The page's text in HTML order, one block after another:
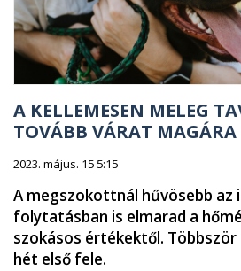
A KELLEMESEN MELEG
TOVÁBB VÁRAT MAGÁRA
2023. május. 15 5:15
A megszokottnál hűvösebb az
folytatásban is elmarad a
szokásos értékektől. Többször
hét első fele.